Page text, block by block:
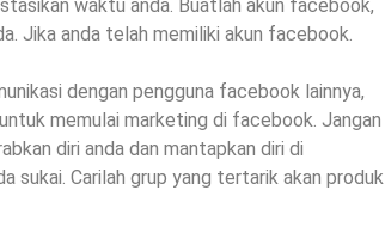
waktu anda. Buatlah akun facebook,
Jika anda telah memiliki akun facebook.
dengan pengguna facebook lainnya,
memulai marketing di facebook. Jangan
diri anda dan mantapkan diri di
sukai. Carilah grup yang tertarik akan produk